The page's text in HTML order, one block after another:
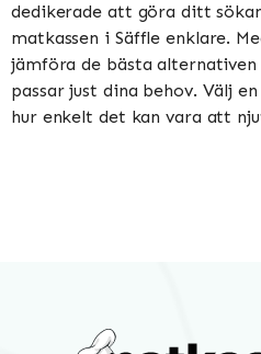
dedikerade att göra ditt
matkassen i Säffle enklare.
jämföra de bästa
passar just dina behov. Välj
hur enkelt det kan vara att